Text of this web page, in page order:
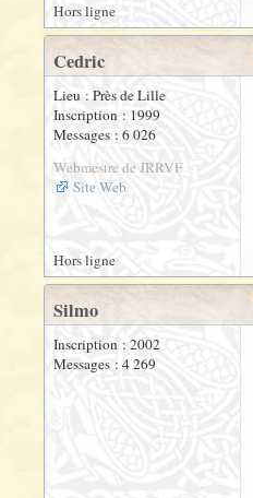
Hors ligne
Cedric
Lieu : Près de Lille
Inscription : 1999
Messages : 6 026
Webmestre de JRRVF
Site Web
Hors ligne
Silmo
Inscription : 2002
Messages : 4 269